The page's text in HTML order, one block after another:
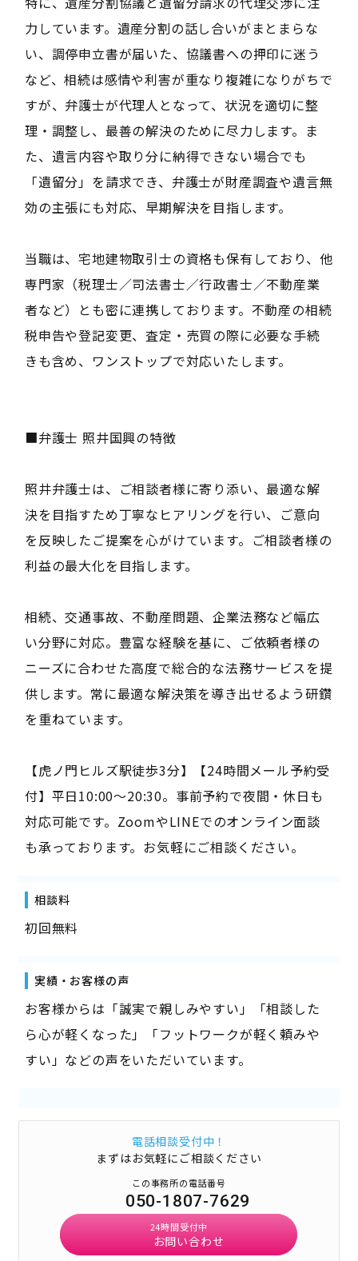
力しています。遺産分割の話し合いがまとまらな
い、調停申立書が届いた、協議書への押印に迷う
など、相続は感情や利害が重なり複雑になりがちで
すが、弁護士が代理人となって、状況を適切に整
理・調整し、最善の解決のために尽力します。ま
た、遺言内容や取り分に納得できない場合でも
「遺留分」を請求でき、弁護士が財産調査や遺言無
効の主張にも対応、早期解決を目指します。
当職は、宅地建物取引士の資格も保有しており、他
専門家（税理士／司法書士／行政書士／不動産業
者など）とも密に連携しております。不動産の相続
税申告や登記変更、査定・売買の際に必要な手続
きも含め、ワンストップで対応いたします。
■弁護士 照井国興の特徴
照井弁護士は、ご相談者様に寄り添い、最適な解
決を目指すため丁寧なヒアリングを行い、ご意向
を反映したご提案を心がけています。ご相談者様の
利益の最大化を目指します。
相続、交通事故、不動産問題、企業法務など幅広
い分野に対応。豊富な経験を基に、ご依頼者様の
ニーズに合わせた高度で総合的な法務サービスを提
供します。常に最適な解決策を導き出せるよう研鑽
を重ねています。
【虎ノ門ヒルズ駅徒歩3分】【24時間メール予約受
付】平日10:00〜20:30。事前予約で夜間・休日も
対応可能です。ZoomやLINEでのオンライン面談
も承っております。お気軽にご相談ください。
相談料
初回無料
実績・お客様の声
お客様からは「誠実で親しみやすい」「相談した
ら心が軽くなった」「フットワークが軽く頼みや
すい」などの声をいただいています。
電話相談受付中！
まずはお気軽にご相談ください
この事務所の電話番号
050-1807-7629
24時間受付中
お問い合わせ